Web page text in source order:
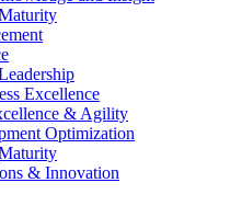
Excellence
& Agility
Optimization
& Innovation